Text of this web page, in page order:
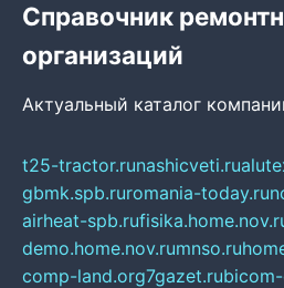
Справочник
организаций
Актуальный каталог
t25-tractor.runashicveti.ru
gbmk.spb.ruromania-today.ru
airheat-spb.ru
demo.home.nov.rumnso.ru
comp-land.org7gazet.ru